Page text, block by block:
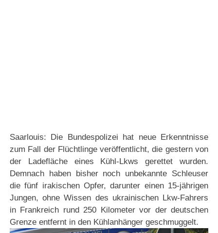
Saarlouis: Die Bundespolizei hat neue Erkenntnisse
zum Fall der Flüchtlinge veröffentlicht, die gestern von
der Ladefläche eines Kühl-Lkws gerettet wurden.
Demnach haben bisher noch unbekannte Schleuser
die fünf irakischen Opfer, darunter einen 15-jährigen
Jungen, ohne Wissen des ukrainischen Lkw-Fahrers
in Frankreich rund 250 Kilometer vor der deutschen
Grenze entfernt in den Kühlanhänger geschmuggelt.